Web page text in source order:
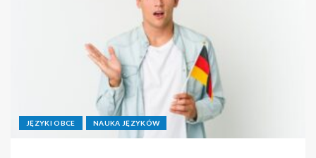
JĘZYKI OBCE NAUKA JĘZYKÓW